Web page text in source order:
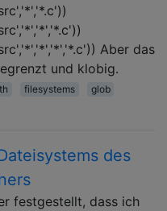
Aber das
und klobig.
filesystems
glob
des
festgestellt, dass ich